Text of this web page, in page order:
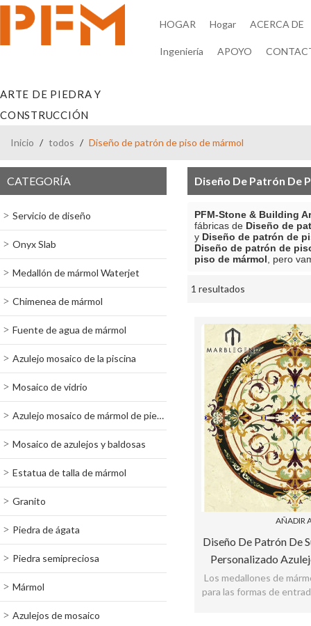
ARTE DE PIEDRA Y
CONSTRUCCIÓN
HOGAR Hogar ACERCA DE
Ingeniería APOYO
Inicio / todos / Diseño de patrón de piso de mármol
CATEGORÍA
Servicio de diseño
Onyx Slab
Medallón de mármol Waterjet
Chimenea de mármol
Fuente de agua de mármol
Azulejo mosaico de la piscina
Mosaico de vidrio
Azulejo mosaico de mármol de piedra
Mosaico de azulejos y baldosas
Estatua de talla de mármol
Granito
Piedra de ágata
Piedra semipreciosa
Mármol
Azulejos de mosaico
Diseño De Patrón De
PFM-Stone & Building
fábricas de Diseño de
y Diseño de patrón de
Diseño de patrón de
piso de mármol , pero
1 resultados
AÑADIR
Diseño De Patrón De
Personalizado
Redondo De
Los medallones de
para las formas de